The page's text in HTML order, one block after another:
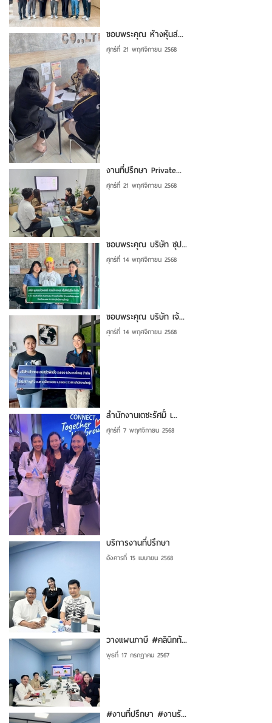
ขอบพระคุณ ห้างหุ้นส่...
ศุกร์ที่ 21 พฤศจิกายน 2568
งานที่ปรึกษา Private...
ศุกร์ที่ 21 พฤศจิกายน 2568
ขอบพระคุณ บริษัท ซุป...
ศุกร์ที่ 14 พฤศจิกายน 2568
ขอบพระคุณ บริษัท เจ้...
ศุกร์ที่ 14 พฤศจิกายน 2568
สำนักงานเตชะรัศมิ์ เ...
ศุกร์ที่ 7 พฤศจิกายน 2568
บริการงานที่ปรึกษา
อังคารที่ 15 เมษายน 2568
วางแผนภาษี #คลินิกทั...
พุธที่ 17 กรกฎาคม 2567
#งานที่ปรึกษา #งานรั...